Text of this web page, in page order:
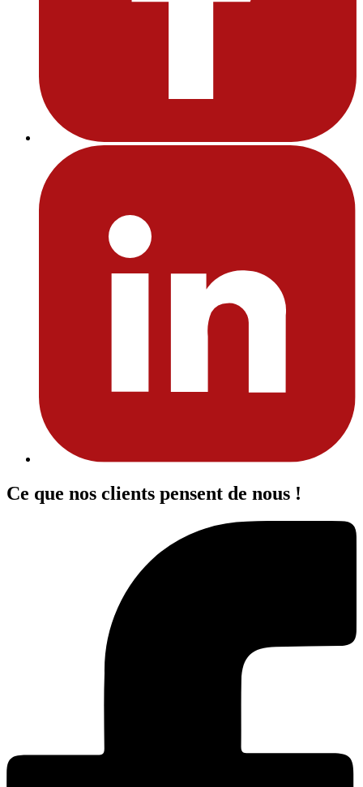
Ce que nos clients pensent de nous !